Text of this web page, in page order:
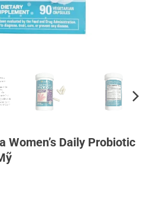
Women’s Daily Probiotic